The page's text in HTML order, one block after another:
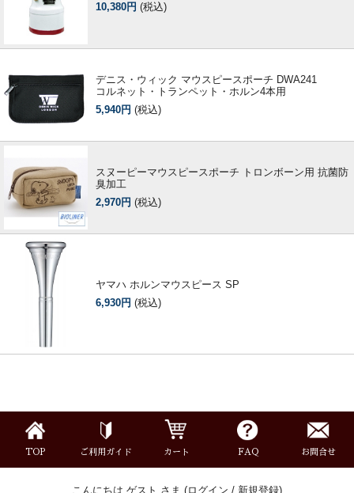
10,380円 (税込)
デニス・ウィック マウスピースポーチ DWA241
コルネット・トランペット・ホルン4本用
5,940円 (税込)
スヌーピーマウスピースポーチ トロンボーン用 抗菌防
臭加工
2,970円 (税込)
ヤマハ ホルンマウスピース SP
6,930円 (税込)
TOP ご利用ガイド カート FAQ お問合せ
こんにちは ゲスト さま (ログイン / 新規登録)